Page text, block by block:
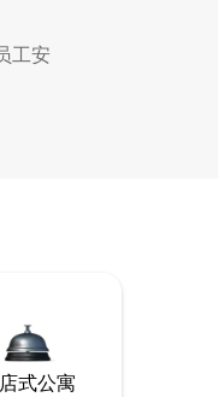
工安
式公寓